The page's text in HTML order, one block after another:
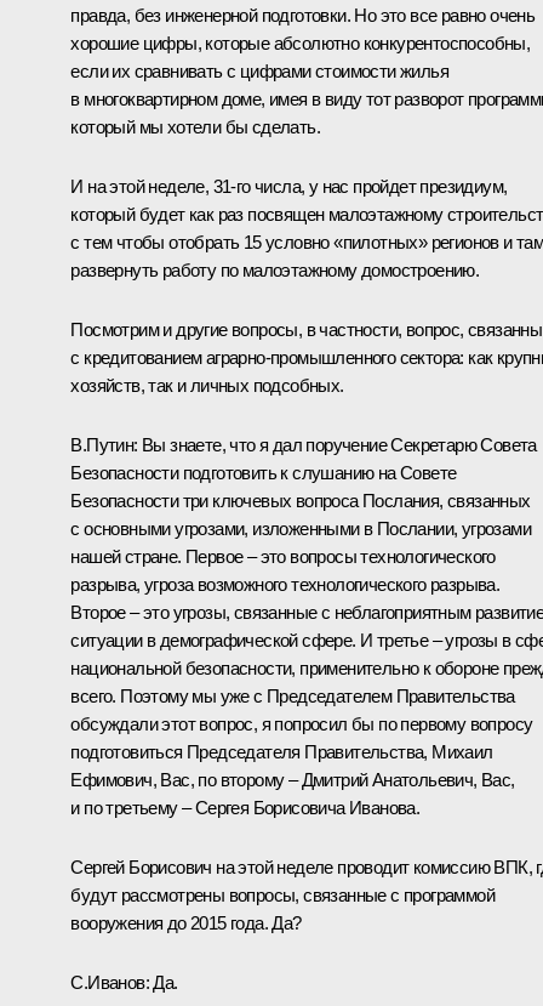
правда, без инженерной подготовки. Но это все равно очень
хорошие цифры, которые абсолютно конкурентоспособны,
если их сравнивать с цифрами стоимости жилья
в многоквартирном доме, имея в виду тот разворот
который мы хотели бы сделать.
И на этой неделе, 31-го числа, у нас пройдет президиум,
который будет как раз посвящен малоэтажному
с тем чтобы отобрать 15 условно «пилотных» регионов и
развернуть работу по малоэтажному домостроению.
Посмотрим и другие вопросы, в частности, вопрос,
с кредитованием аграрно-промышленного сектора: как
хозяйств, так и личных подсобных.
В.Путин: Вы знаете, что я дал поручение Секретарю Совета
Безопасности подготовить к слушанию на Совете
Безопасности три ключевых вопроса Послания, связанных
с основными угрозами, изложенными в Послании, угрозами
нашей стране. Первое – это вопросы технологического
разрыва, угроза возможного технологического разрыва.
Второе – это угрозы, связанные с неблагоприятным
ситуации в демографической сфере. И третье – угрозы в
национальной безопасности, применительно к обороне
всего. Поэтому мы уже с Председателем Правительства
обсуждали этот вопрос, я попросил бы по первому вопросу
подготовиться Председателя Правительства, Михаил
Ефимович, Вас, по второму – Дмитрий Анатольевич, Вас,
и по третьему – Сергея Борисовича Иванова.
Сергей Борисович на этой неделе проводит комиссию ВПК,
будут рассмотрены вопросы, связанные с программой
вооружения до 2015 года. Да?
С.Иванов: Да.